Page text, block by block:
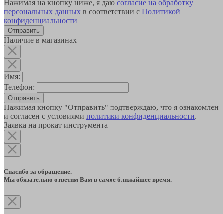
Нажимая на кнопку ниже, я даю согласие на обработку
персональных данных в соответствии с Политикой
конфиденциальности
Наличие в магазинах
Имя:
Телефон:
Отправить
Нажимая кнопку "Отправить" подтверждаю, что я ознакомлен
и согласен с условиями политики конфиденциальности.
Заявка на прокат инструмента
Спасибо за обращение.
Мы обязательно ответим Вам в самое ближайшее время.